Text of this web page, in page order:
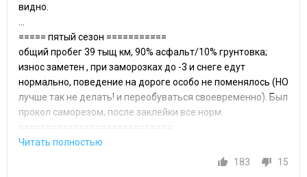
видно.
===== пятый сезон ===========
общий пробег 39 тыщ км, 90% асфальт/10% грунтовка;
износ заметен , при заморозках до -3 и снеге едут
нормально, поведение на дороге особо не поменялось (НО
лучше так не делать! и переобуваться своевременно). Был
прокол саморезом, после заклейки все норм.
============================
183 15